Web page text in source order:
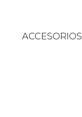
ACCESORIOS